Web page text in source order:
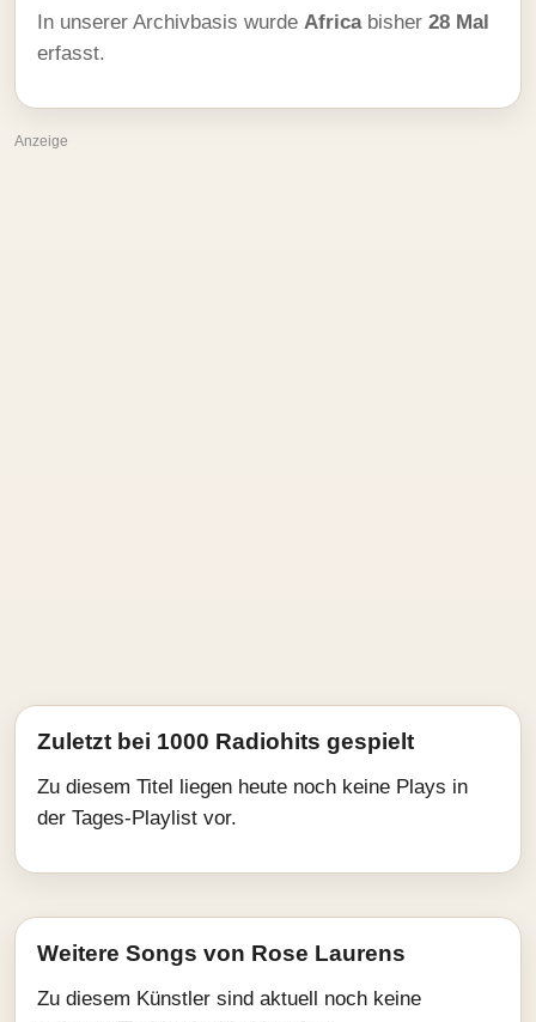
In unserer Archivbasis wurde Africabisher 28 Mal
erfasst.
Anzeige
Zuletzt bei 1000 Radiohits gespielt
Zu diesem Titel liegen heute noch keine Plays in
der Tages-Playlist vor.
Weitere Songs von Rose Laurens
Zu diesem Künstler sind aktuell noch keine